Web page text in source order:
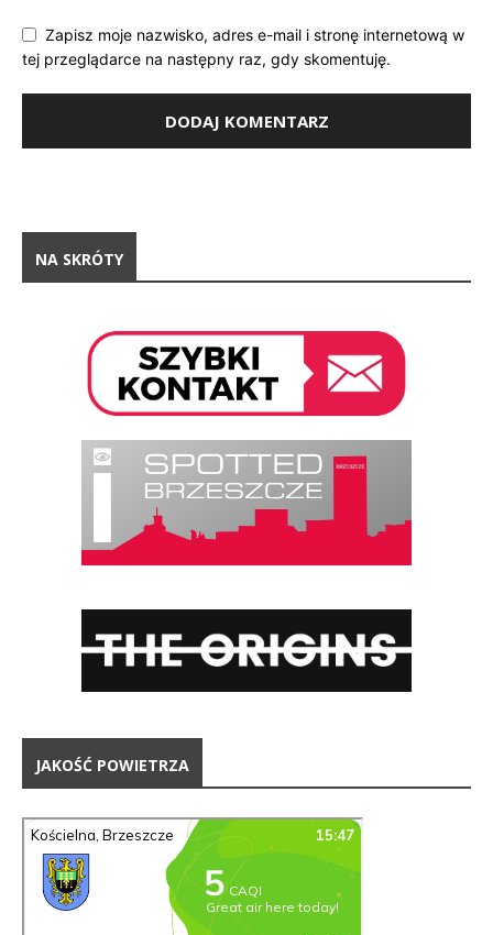
Zapisz moje nazwisko, adres e-mail i stronę internetową w
tej przeglądarce na następny raz, gdy skomentuję.
NA SKRÓTY
JAKOŚĆ POWIETRZA